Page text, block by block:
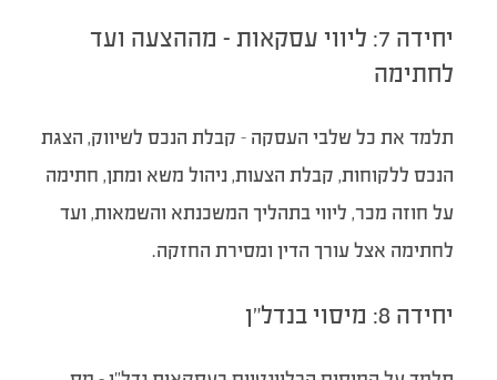
יחידה 7: ליווי עסקאות – מההצעה ועד
לחתימה
תלמד את כל שלבי העסקה – קבלת הנכס לשיווק, הצגת
הנכס ללקוחות, קבלת הצעות, ניהול משא ומתן, חתימה
על חוזה מכר, ליווי בתהליך המשכנתא והשמאות, ועד
לחתימה אצל עורך הדין ומסירת החזקה.
יחידה 8: מיסוי בנדל”ן